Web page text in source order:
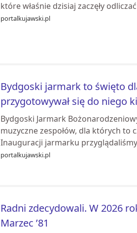
które właśnie dzisiaj zaczęły
portalkujawski.pl
Bydgoski jarmark to święto
przygotowywał się do niego
Bydgoski Jarmark
muzyczne zespołów, dla których to
Inauguracji jarmarku
portalkujawski.pl
Radni zdecydowali. W 2026
Marzec ’81